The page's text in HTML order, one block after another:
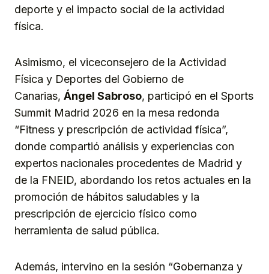
deporte y el impacto social de la actividad
física.
Asimismo, el viceconsejero de la Actividad
Física y Deportes del Gobierno de
Canarias, Ángel Sabroso, participó en el Sports
Summit Madrid 2026 en la mesa redonda
“Fitness y prescripción de actividad física”,
donde compartió análisis y experiencias con
expertos nacionales procedentes de Madrid y
de la FNEID, abordando los retos actuales en la
promoción de hábitos saludables y la
prescripción de ejercicio físico como
herramienta de salud pública.
Además, intervino en la sesión “Gobernanza y